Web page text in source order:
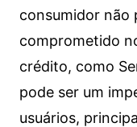
consumidor não
comprometido
crédito, como
pode ser um
usuários,